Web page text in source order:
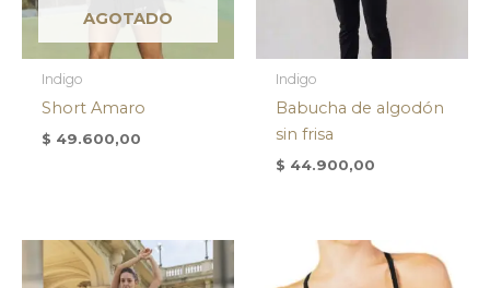
AGOTADO
Indigo
Short Amaro
$ 49.600,00
Indigo
Babucha de algodón
sin frisa
$ 44.900,00